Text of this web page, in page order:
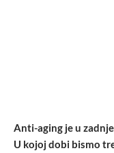
Anti-aging je u
U kojoj dobi bismo